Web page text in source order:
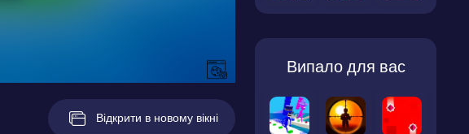
Відкрити в новому вікні
Випало для вас